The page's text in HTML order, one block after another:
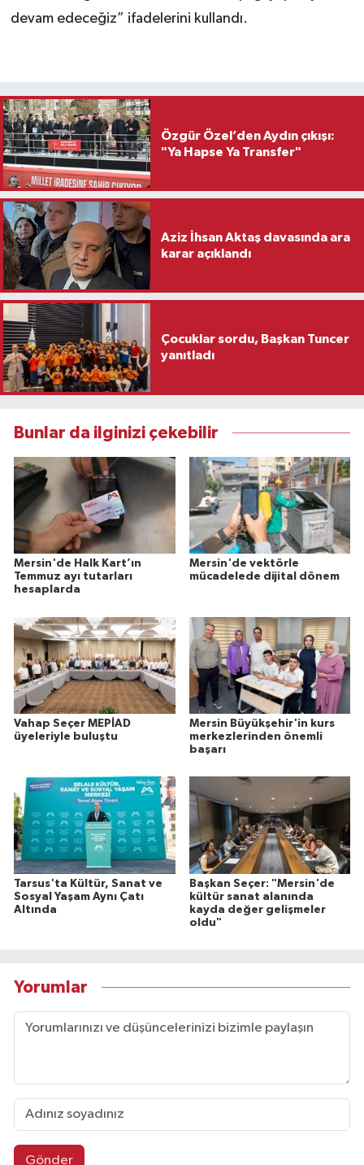
devam edeceğiz” ifadelerini kullandı.
Özgür Özel’den Aydın çıkışı:
"Ya Hapse Ya Transfer"
Aziz İhsan Aktaş davasında ara
karar açıklandı
Çocuklar sordu, Başkan Tuncer
yanıtladı
Bunlar da ilginizi çekebilir
Mersin'de Halk Kart’ın
Temmuz ayı tutarları
hesaplarda
Mersin'de vektörle
mücadelede dijital dönem
Vahap Seçer MEPİAD
üyeleriyle buluştu
Mersin Büyükşehir'in kurs
merkezlerinden önemli
başarı
Tarsus'ta Kültür, Sanat ve
Sosyal Yaşam Aynı Çatı
Altında
Başkan Seçer: "Mersin'de
kültür sanat alanında
kayda değer gelişmeler
oldu"
Yorumlar
Gönder